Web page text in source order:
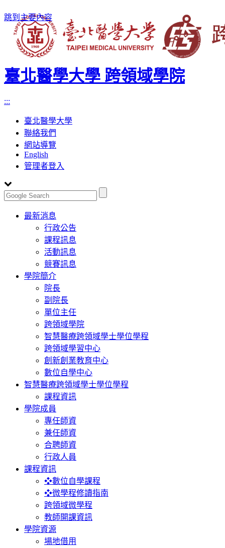
跳到主要內容
臺北醫學大學 跨領域學院
:::
臺北醫學大學
聯絡我們
網站導覽
English
管理者登入
Toggle
navigation
最新消息
行政公告
課程訊息
活動訊息
競賽訊息
學院簡介
院長
副院長
單位主任
跨領域學院
智慧醫療跨領域學士學位學程
跨領域學習中心
創新創業教育中心
數位自學中心
智慧醫療跨領域學士學位學程
課程資訊
學院成員
專任師資
兼任師資
合聘師資
行政人員
課程資訊
❖數位自學課程
❖微學程修讀指南
跨領域微學程
教師開課資訊
學院資源
場地借用